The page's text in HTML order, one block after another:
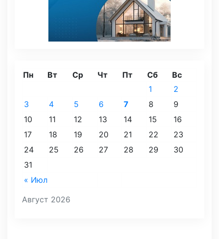
Август 2026
Пн Вт Ср Чт Пт Сб Вс
« Июл
1
2
3
4 5 6 7 8
9
10
11 12 13 14 15
16
17
18 19 20 21 22
23
24
25 26 27 28 29
30
31